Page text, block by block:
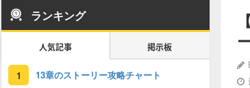
ランキング
人気記事 掲示板
1 13章のストーリー攻略チャート